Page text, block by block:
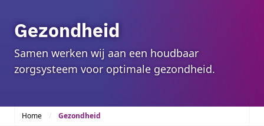
Gezondheid
Samen werken wij aan een houdbaar
zorgsysteem voor optimale gezondheid.
Home Gezondheid